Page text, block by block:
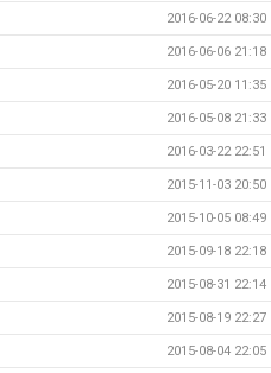
2016-06-22 08:30
2016-06-06 21:18
2016-05-20 11:35
2016-05-08 21:33
2016-03-22 22:51
2015-11-03 20:50
2015-10-05 08:49
2015-09-18 22:18
2015-08-31 22:14
2015-08-19 22:27
2015-08-04 22:05